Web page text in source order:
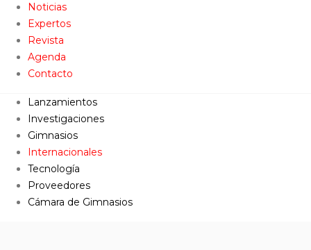
Noticias
Expertos
Revista
Agenda
Contacto
Lanzamientos
Investigaciones
Gimnasios
Internacionales
Tecnología
Proveedores
Cámara de Gimnasios